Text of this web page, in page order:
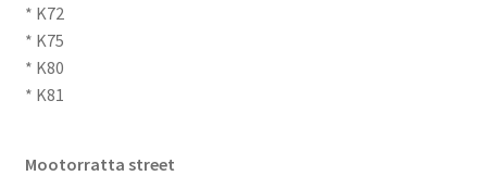
* K72
* K75
* K80
* K81
Mootorratta street